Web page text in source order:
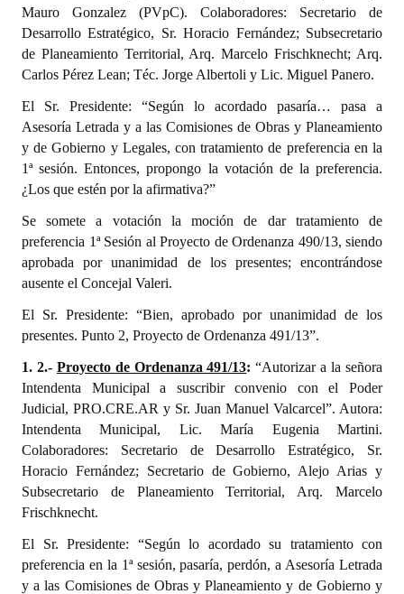
Actas de Audiencias Públicas
NORMATIVA
Declaraciones
Resoluciones
INSTITUCIONAL
Antiguos Pobladores
Registros y Distinciones
Datos Históricos
Premio al Mérito - Registro
Audiencias Públicas - Registro
Mujeres que Dejaron Huellas - Registro
Periodistas Decanos - Registro
Ciudadano Ilustre - Registro
Mauro Gonzalez (PVpC). Colaboradores: Secretario de
Desarrollo Estratégico, Sr. Horacio Fernández; Subsecretario
de Planeamiento Territorial, Arq. Marcelo Frischknecht; Arq.
Carlos Pérez Lean; Téc. Jorge Albertoli y Lic. Miguel Panero.
El Sr. Presidente: “Según lo acordado pasaría… pasa a
Asesoría Letrada y a las Comisiones de Obras y Planeamiento
y de Gobierno y Legales, con tratamiento de preferencia en la
1ª sesión. Entonces, propongo la votación de la preferencia.
¿Los que estén por la afirmativa?”
Se somete a votación la moción de dar tratamiento de
preferencia 1ª Sesión al Proyecto de Ordenanza 490/13, siendo
aprobada por unanimidad de los presentes; encontrándose
ausente el Concejal Valeri.
El Sr. Presidente: “Bien, aprobado por unanimidad de los
presentes. Punto 2, Proyecto de Ordenanza 491/13”.
1. 2.- Proyecto de Ordenanza 491/13: “Autorizar a la señora
Intendenta Municipal a suscribir convenio con el Poder
Judicial, PRO.CRE.AR y Sr. Juan Manuel Valcarcel”. Autora:
Intendenta Municipal, Lic. María Eugenia Martini.
Colaboradores: Secretario de Desarrollo Estratégico, Sr.
Horacio Fernández; Secretario de Gobierno, Alejo Arias y
Subsecretario de Planeamiento Territorial, Arq. Marcelo
Frischknecht.
El Sr. Presidente: “Según lo acordado su tratamiento con
preferencia en la 1ª sesión, pasaría, perdón, a Asesoría Letrada
y a las Comisiones de Obras y Planeamiento y de Gobierno y